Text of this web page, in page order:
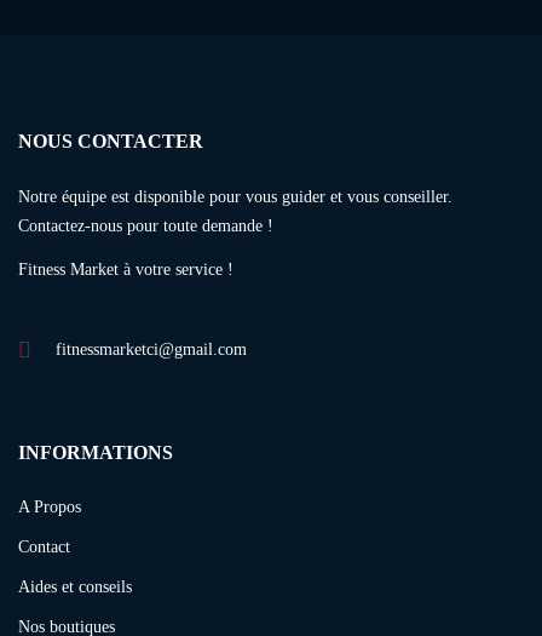
NOUS CONTACTER
Notre équipe est disponible pour vous guider et vous conseiller.
Contactez-nous pour toute demande !
Fitness Market à votre service !
fitnessmarketci@gmail.com
INFORMATIONS
A Propos
Contact
Aides et conseils
Nos boutiques